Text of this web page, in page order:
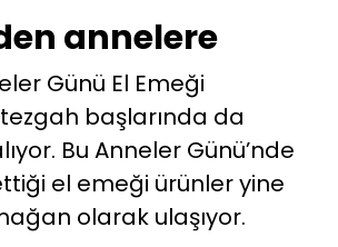
annelere
Günü El Emeği
başlarında da
Bu Anneler Günü’nde
el emeği ürünler yine
olarak ulaşıyor.